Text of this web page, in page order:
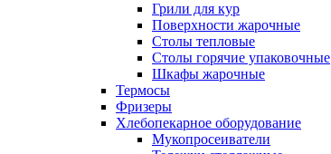
Грили для кур
Поверхности жарочные
Столы тепловые
Столы горячие упаковочные
Шкафы жарочные
Термосы
Фризеры
Хлебопекарное оборудование
Мукопросеиватели